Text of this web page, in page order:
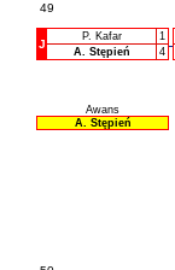
49
J
P. Kafar
1
A. Stępień
4
Awans
A. Stępień